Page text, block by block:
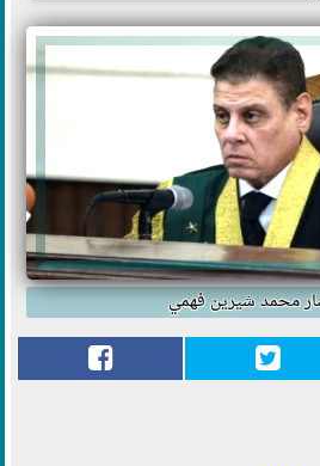
محمد شيرين فهمي